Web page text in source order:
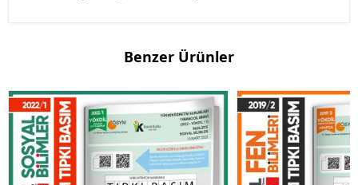
Benzer Ürünler